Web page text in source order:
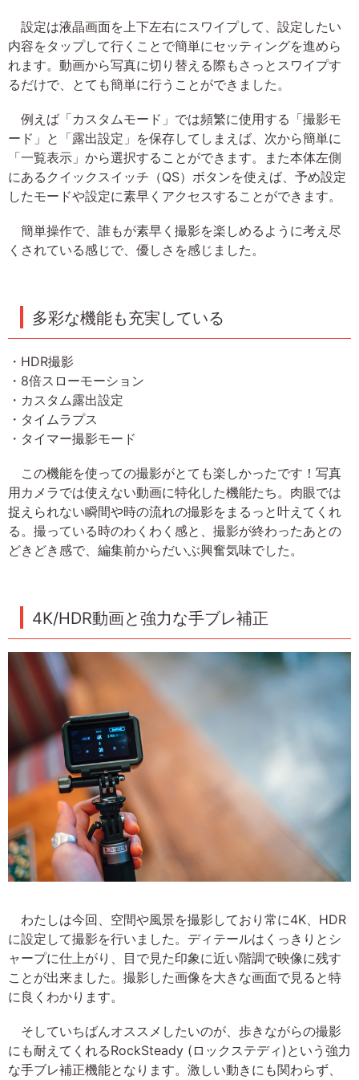
設定は液晶画面を上下左右にスワイプして、設定したい
内容をタップして行くことで簡単にセッティングを進めら
れます。動画から写真に切り替える際もさっとスワイプす
るだけで、とても簡単に行うことができました。
例えば「カスタムモード」では頻繁に使用する「撮影モ
ード」と「露出設定」を保存してしまえば、次から簡単に
「一覧表示」から選択することができます。また本体左側
にあるクイックスイッチ（QS）ボタンを使えば、予め設定
したモードや設定に素早くアクセスすることができます。
簡単操作で、誰もが素早く撮影を楽しめるように考え尽
くされている感じで、優しさを感じました。
多彩な機能も充実している
・HDR撮影
・8倍スローモーション
・カスタム露出設定
・タイムラプス
・タイマー撮影モード
この機能を使っての撮影がとても楽しかったです！写真
用カメラでは使えない動画に特化した機能たち。肉眼では
捉えられない瞬間や時の流れの撮影をまるっと叶えてくれ
る。撮っている時のわくわく感と、撮影が終わったあとの
どきどき感で、編集前からだいぶ興奮気味でした。
4K/HDR動画と強力な手ブレ補正
わたしは今回、空間や風景を撮影しており常に4K、HDR
に設定して撮影を行いました。ディテールはくっきりとシ
ャープに仕上がり、目で見た印象に近い階調で映像に残す
ことが出来ました。撮影した画像を大きな画面で見ると特
に良くわかります。
そしていちばんオススメしたいのが、歩きながらの撮影
にも耐えてくれるRockSteady (ロックステディ)という強力
な手ブレ補正機能となります。激しい動きにも関わらず、